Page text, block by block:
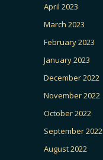
April 2023
March 2023
February 2023
January 2023
December 2022
November 2022
October 2022
September 2022
August 2022